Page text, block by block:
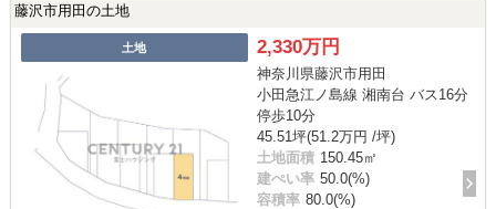
藤沢市用田の土地
土地 2,330万円
神奈川県藤沢市用田
小田急江ノ島線 湘南台 バス16分
停歩10分
45.51坪(51.2万円 /坪)
土地面積 150.45㎡
建ぺい率 50.0(%)
容積率 80.0(%)